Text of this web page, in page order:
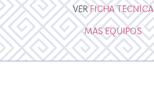
VERFICHA TECNICA
MAS EQUIPOS